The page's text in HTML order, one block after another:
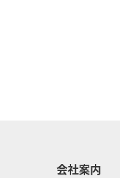
会社案内